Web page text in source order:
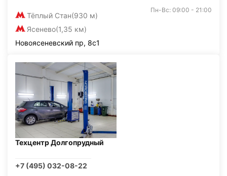
Тёплый Стан(930 м)
Ясенево(1,35 км)
Пн-Вс: 09:00 - 21:00
Новоясеневский пр, 8с1
Техцентр Долгопрудный
+7 (495) 032-08-22